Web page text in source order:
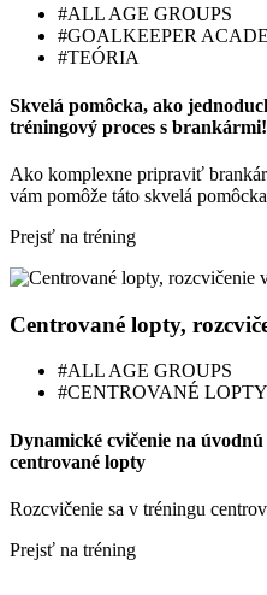
#ALL AGE GROUPS
#GOALKEEPER
#TEÓRIA
Skvelá pomôcka, ako
tréningový proces s brankármi!
Ako komplexne pripraviť
vám pomôže táto skvelá
Prejsť na tréning
Centrované lopty,
#ALL AGE GROUPS
#CENTROVANÉ LOPTY
Dynamické cvičenie na
centrované lopty
Rozcvičenie sa v tréningu
Prejsť na tréning